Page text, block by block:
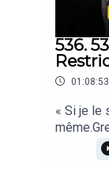
536.
01:08:53
« Si je le
direct